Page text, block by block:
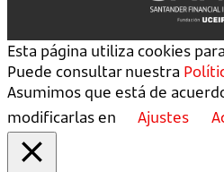
Esta página utiliza cookies
Puede consultar nuestra
Asumimos que está de
modificarlas en
Ajustes